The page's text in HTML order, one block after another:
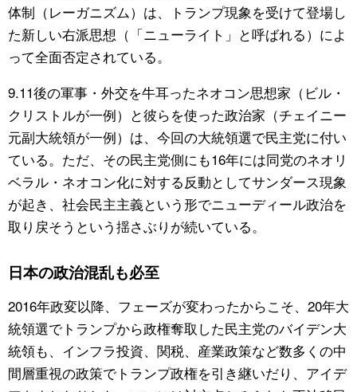
体制（レーガニズム）は、トランプ現象を受けて登場し
た新しい右派思想（「ニューライト」と呼ばれる）によ
って全面否定されている。
9.11後の軍事・外交を牛耳ったネオコン思想家（ビル・
クリストルが一例）と彼らを使った政治家（チェイニー
元副大統領が一例）は、今回の大統領選で民主党に付い
ている。ただ、その民主党側にも16年には同党のネオリ
ベラル・ネオコン化に対する反動としてサンダース現象
が起き、社会民主主義という形でニューディール政治を
取り戻そうという揺さぶりが続いている。
日本の政治混乱も必至
2016年政変以降、フェーズが変わったからこそ、20年大
統領選でトランプから政権奪取した民主党のバイデン大
統領も、インフラ投資、関税、産業政策など数多くの中
間層重視の政策でトランプ政権を引き継いだり、アイデ